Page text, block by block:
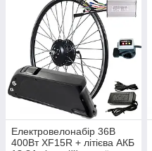
Електровелонабір 36В
400Вт XF15R + літієва АКБ